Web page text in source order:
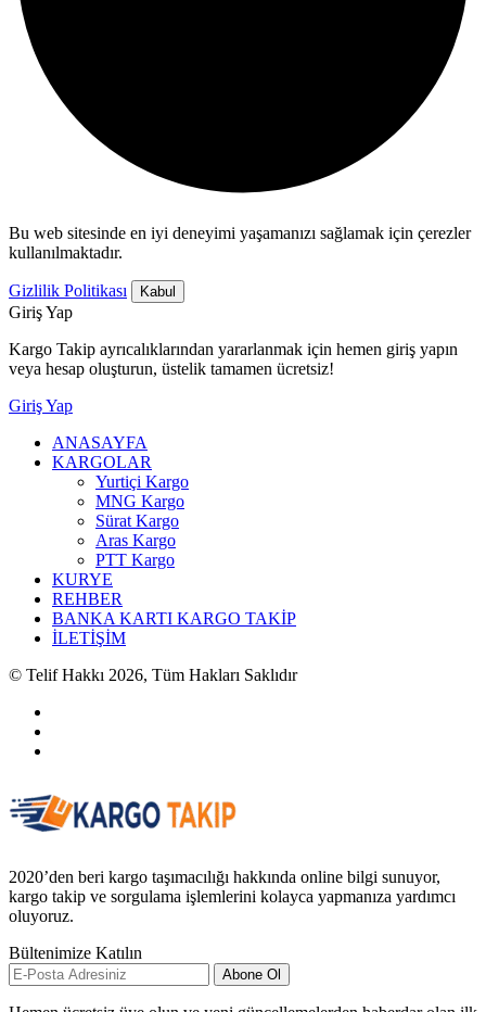
Bu web sitesinde en iyi deneyimi yaşamanızı sağlamak için çerezler
kullanılmaktadır.
Gizlilik Politikası Kabul
Giriş Yap
Kargo Takip ayrıcalıklarından yararlanmak için hemen giriş yapın
veya hesap oluşturun, üstelik tamamen ücretsiz!
Giriş Yap
ANASAYFA
KARGOLAR
Yurtiçi Kargo
MNG Kargo
Sürat Kargo
Aras Kargo
PTT Kargo
KURYE
REHBER
BANKA KARTI KARGO TAKİP
İLETİŞİM
© Telif Hakkı 2026, Tüm Hakları Saklıdır
2020’den beri kargo taşımacılığı hakkında online bilgi sunuyor,
kargo takip ve sorgulama işlemlerini kolayca yapmanıza yardımcı
oluyoruz.
Bültenimize Katılın
Abone Ol